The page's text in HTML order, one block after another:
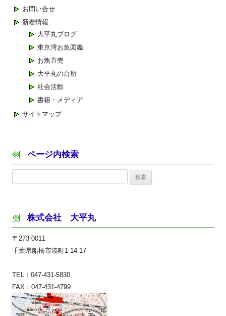
ン お問い合せ
新着情報
大平丸ブログ
東京湾お魚図鑑
お魚直売
大平丸の台所
社会活動
書籍・メディア
サイトマップ
ページ内検索
株式会社 大平丸
〒273-0011
千葉県船橋市湊町1-14-17
TEL：047-431-5830
FAX：047-431-4799